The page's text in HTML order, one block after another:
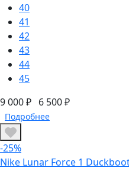
40
41
42
43
44
45
9 000 ₽ 6 500 ₽
Подробнее
-25%
Nike Lunar Force 1